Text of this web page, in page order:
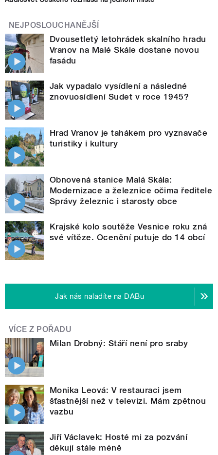
NEJPOSLOUCHANĚJŠÍ
Dvousetletý letohrádek skalního hradu
Vranov na Malé Skále dostane novou
fasádu
Jak vypadalo vysídlení a následné
znovuosídlení Sudet v roce 1945?
Hrad Vranov je tahákem pro vyznavače
turistiky i kultury
Obnovená stanice Malá Skála:
Modernizace a železnice očima ředitele
Správy železnic i starosty obce
Krajské kolo soutěže Vesnice roku zná
své vítěze. Ocenění putuje do 14 obcí
Jak nás naladíte na DABu
VÍCE Z POŘADU
Milan Drobný: Stáří není pro sraby
Monika Leová: V restauraci jsem
šťastnější než v televizi. Mám zpětnou
vazbu
Jiří Václavek: Hosté mi za pozvání
děkují stále méně